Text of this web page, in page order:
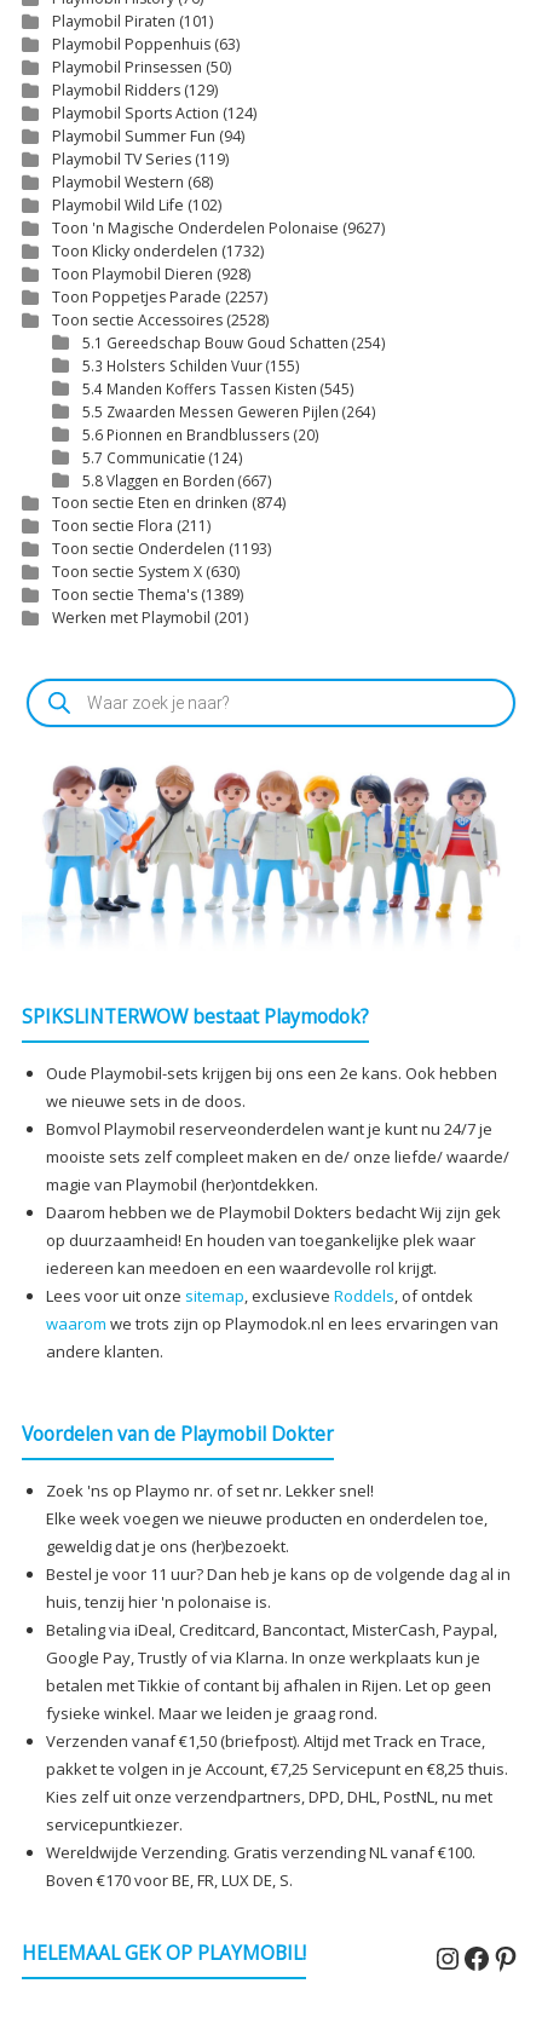
Playmobil Piraten (101)
Playmobil Poppenhuis (63)
Playmobil Prinsessen (50)
Playmobil Ridders (129)
Playmobil Sports Action (124)
Playmobil Summer Fun (94)
Playmobil TV Series (119)
Playmobil Western (68)
Playmobil Wild Life (102)
Toon 'n Magische Onderdelen Polonaise (9627)
Toon Klicky onderdelen (1732)
Toon Playmobil Dieren (928)
Toon Poppetjes Parade (2257)
Toon sectie Accessoires (2528)
5.1 Gereedschap Bouw Goud Schatten (254)
5.3 Holsters Schilden Vuur(155)
5.4 Manden Koffers Tassen Kisten (545)
5.5 Zwaarden Messen Geweren Pijlen (264)
5.6 Pionnen en Brandblussers (20)
5.7 Communicatie (124)
5.8 Vlaggen en Borden (667)
Toon sectie Eten en drinken (874)
Toon sectie Flora (211)
Toon sectie Onderdelen (1193)
Toon sectie System X (630)
Toon sectie Thema's (1389)
Werken met Playmobil (201)
Producten
zoeken
SPIKSLINTERWOW bestaat Playmodok?
Oude Playmobil-sets krijgen bij ons een 2e kans. Ook hebben
we nieuwe sets in de doos.
Bomvol Playmobil reserveonderdelen want je kunt nu 24/7 je
mooiste sets zelf compleet maken en de/ onze liefde/ waarde/
magie van Playmobil (her)ontdekken.
Daarom hebben we de Playmobil Dokters bedacht Wij zijn gek
op duurzaamheid! En houden van toegankelijke plek waar
iedereen kan meedoen en een waardevolle rol krijgt.
Lees voor uit onze sitemap, exclusieve Roddels, of ontdek
waarom we trots zijn op Playmodok.nl en lees ervaringen van
andere klanten.
Voordelen van de Playmobil Dokter
Zoek 'ns op Playmo nr. of set nr. Lekker snel!
Elke week voegen we nieuwe producten en onderdelen toe,
geweldig dat je ons (her)bezoekt.
Bestel je voor 11 uur? Dan heb je kans op de volgende dag al in
huis, tenzij hier 'n polonaise is.
Betaling via iDeal, Creditcard, Bancontact, MisterCash, Paypal,
Google Pay, Trustly of via Klarna. In onze werkplaats kun je
betalen met Tikkie of contant bij afhalen in Rijen. Let op geen
fysieke winkel. Maar we leiden je graag rond.
Verzenden vanaf €1,50 (briefpost). Altijd met Track en Trace,
pakket te volgen in je Account, €7,25 Servicepunt en €8,25 thuis.
Kies zelf uit onze verzendpartners, DPD, DHL, PostNL, nu met
servicepuntkiezer.
Wereldwijde Verzending. Gratis verzending NL vanaf €100.
Boven €170 voor BE, FR, LUX DE, S.
HELEMAAL GEK OP PLAYMOBIL!